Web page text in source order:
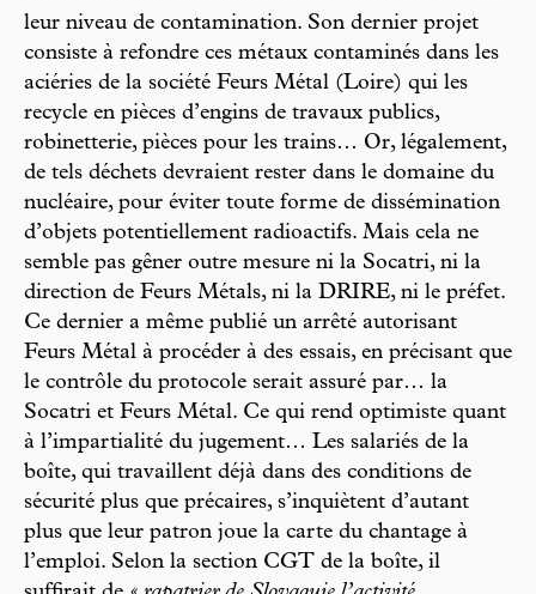
leur niveau de contamination. Son dernier projet
consiste à refondre ces métaux contaminés dans les
aciéries de la société Feurs Métal (Loire) qui les
recycle en pièces d’engins de travaux publics,
robinetterie, pièces pour les trains… Or, légalement,
de tels déchets devraient rester dans le domaine du
nucléaire, pour éviter toute forme de dissémination
d’objets potentiellement radioactifs. Mais cela ne
semble pas gêner outre mesure ni la Socatri, ni la
direction de Feurs Métals, ni la DRIRE, ni le préfet.
Ce dernier a même publié un arrêté autorisant
Feurs Métal à procéder à des essais, en précisant que
le contrôle du protocole serait assuré par… la
Socatri et Feurs Métal. Ce qui rend optimiste quant
à l’impartialité du jugement… Les salariés de la
boîte, qui travaillent déjà dans des conditions de
sécurité plus que précaires, s’inquiètent d’autant
plus que leur patron joue la carte du chantage à
l’emploi. Selon la section CGT de la boîte, il